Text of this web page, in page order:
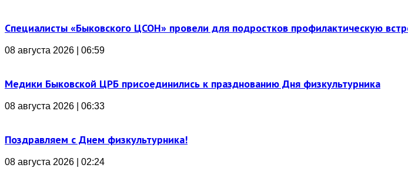
Специалисты «Быковского ЦСОН» провели для подростков профилактическую
08 августа 2026 | 06:59
Медики Быковской ЦРБ присоединились к празднованию Дня физкультурника
08 августа 2026 | 06:33
Поздравляем с Днем физкультурника!
08 августа 2026 | 02:24